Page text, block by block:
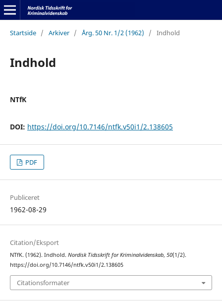
Startside / Arkiver / Årg. 50 Nr. 1/2 (1962) / Indhold
Indhold
NTfK
DOI: https://doi.org/10.7146/ntfk.v50i1/2.138605
PDF
Publiceret
1962-08-29
Citation/Eksport
NTfK. (1962). Indhold. Nordisk Tidsskrift for Kriminalvidenskab, 50(1/2).
https://doi.org/10.7146/ntfk.v50i1/2.138605
Citationsformater